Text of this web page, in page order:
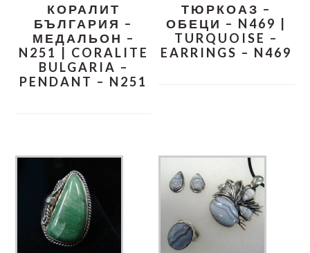
КОРАЛИТ
БЪЛГАРИЯ –
МЕДАЛЬОН –
N251 | CORALITE
BULGARIA –
PENDANT – N251
ТЮРКОАЗ –
ОБЕЦИ – N469 |
TURQUOISE –
EARRINGS – N469